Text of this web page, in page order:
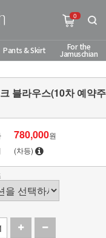
0
Pants & Skirt
For the
Jamuschian
블라우스(10차 예약주
780,000원
(차등)